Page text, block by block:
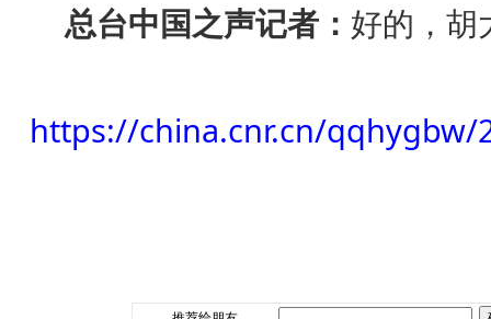
总台中国之声记者： 好的，胡
https://china.cnr.cn/qqhygbw/